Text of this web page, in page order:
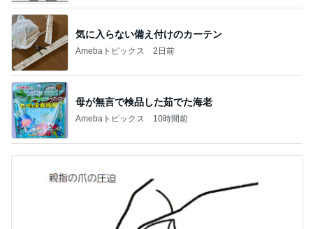
気に入らない備え付けのカーテン
Amebaトピックス 2日前
母が無言で検品した茹でた海老
Amebaトピックス 10時間前